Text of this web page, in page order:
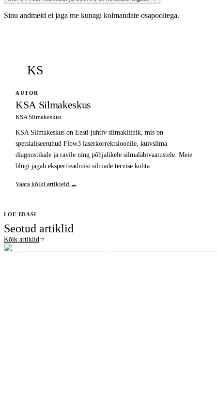
Sinu andmeid ei jaga me kunagi kolmandate osapooltega.
KS
AUTOR
KSA Silmakeskus
KSA Silmakeskus
KSA Silmakeskus on Eesti juhtiv silmakliinik, mis on
spetsialiseerunud Flow3 laserkorrektsioonile, kuivsilma
diagnostikale ja ravile ning põhjalikele silmaläbivaatustele. Meie
blogi jagab ekspertteadmisi silmade tervise kohta.
Vaata kõiki artikleid →
LOE EDASI
Seotud artiklid
Kõik artiklid